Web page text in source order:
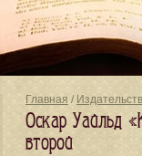
Главная /
Оскар Уайльд
второй